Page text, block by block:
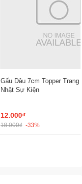
Gấu Dâu 7cm Topper Trang
Nhật Sự Kiện
12.000₫
18.000₫ -33%